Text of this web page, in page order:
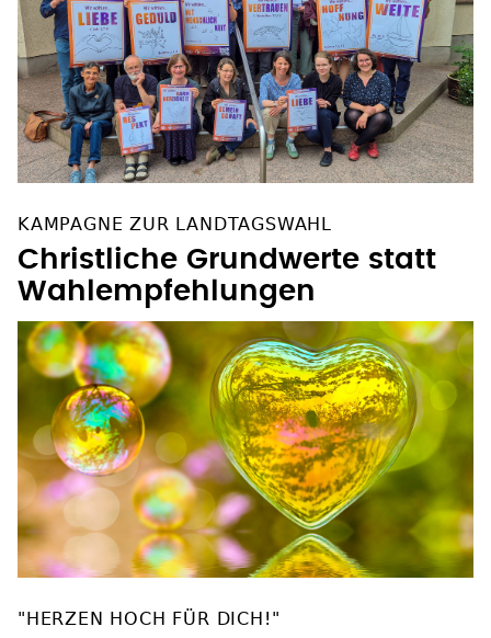
KAMPAGNE ZUR LANDTAGSWAHL
Christliche Grundwerte statt
Wahlempfehlungen
"HERZEN HOCH FÜR DICH!"